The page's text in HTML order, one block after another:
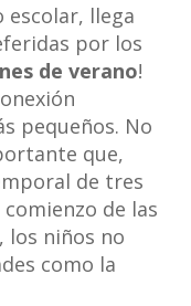
llega
por los
de verano!
pequeños. No
que,
de tres
de las
los niños no
como la